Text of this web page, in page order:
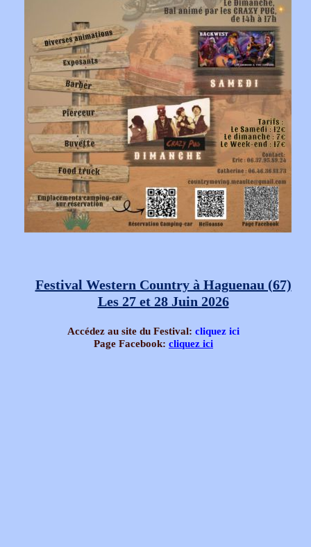
Accédez au site du Festival: cliquez ici
Page Facebook: cliquez ici
Festival Western Country à Haguenau (67)
Les 27 et 28 Juin 2026